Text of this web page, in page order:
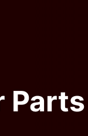
Parts